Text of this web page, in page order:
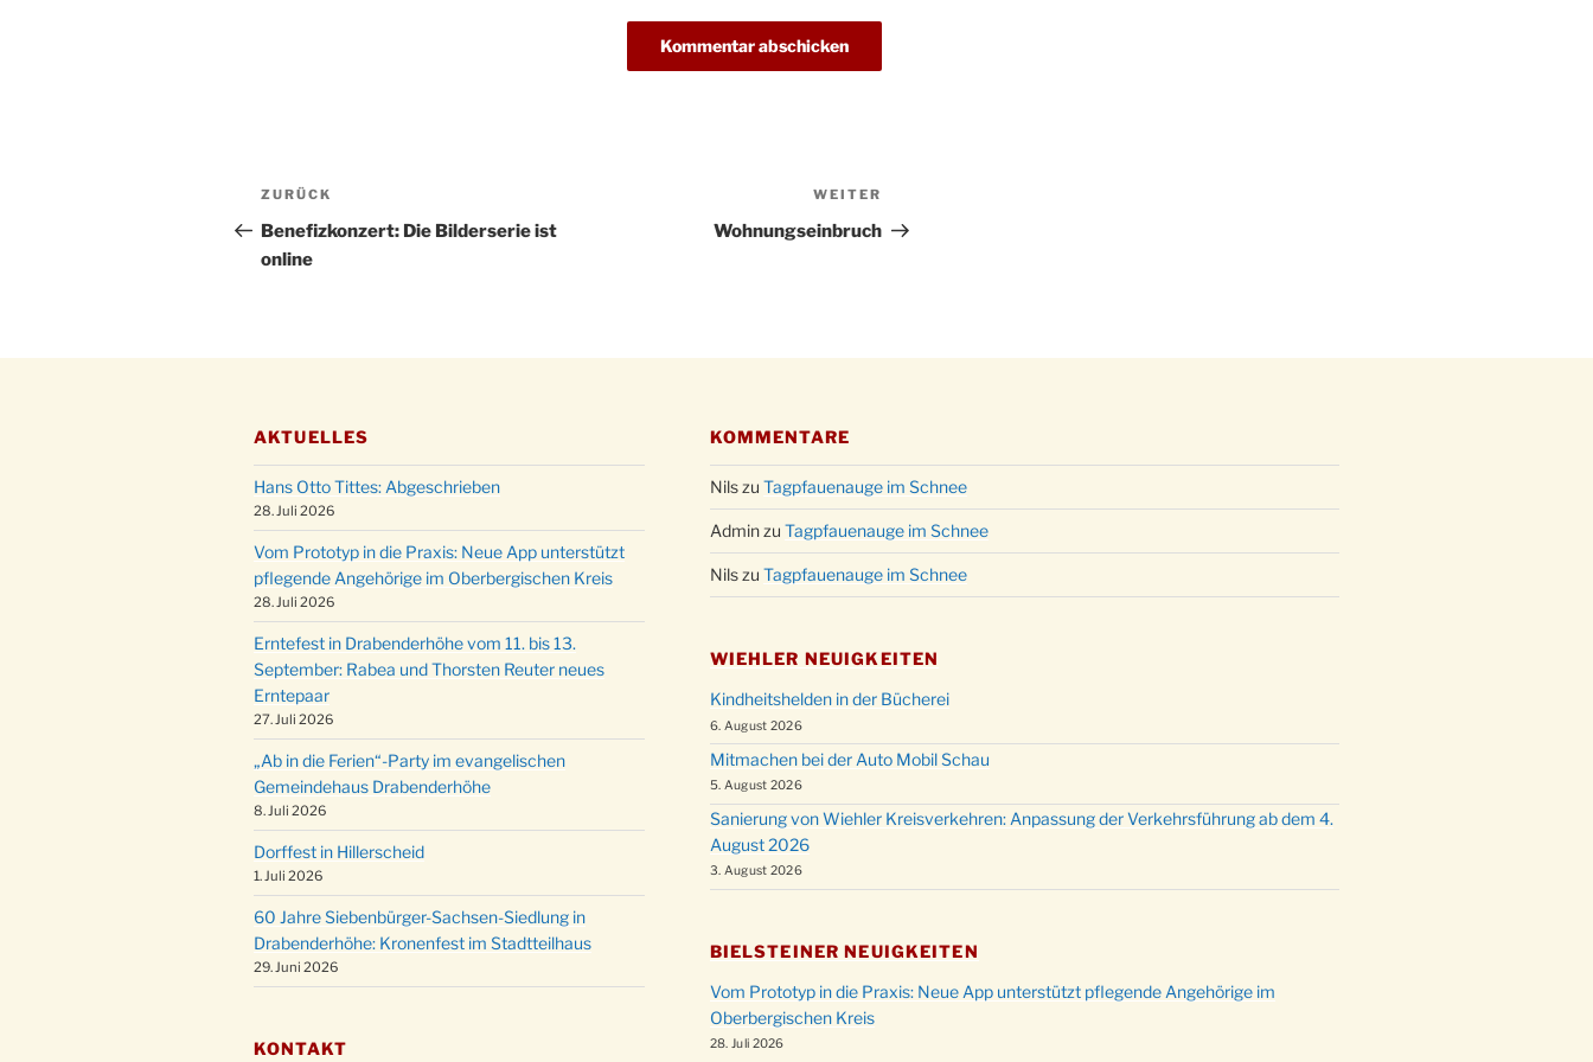
Beitragsnavigation
Vorheriger
Beitrag
ZURÜCK
Benefizkonzert: Die Bilderserie ist
online
Beitrag
WEITER
Wohnungseinbruch
AKTUELLES
Hans Otto Tittes: Abgeschrieben
28. Juli 2026
Vom Prototyp in die Praxis: Neue App unterstützt
pflegende Angehörige im Oberbergischen Kreis
28. Juli 2026
Erntefest in Drabenderhöhe vom 11. bis 13.
September: Rabea und Thorsten Reuter neues
Erntepaar
27. Juli 2026
„Ab in die Ferien“-Party im evangelischen
Gemeindehaus Drabenderhöhe
8. Juli 2026
Dorffest in Hillerscheid
1. Juli 2026
60 Jahre Siebenbürger-Sachsen-Siedlung in
Drabenderhöhe: Kronenfest im Stadtteilhaus
29. Juni 2026
KONTAKT
KOMMENTARE
Nilszu Tagpfauenauge im Schnee
Adminzu Tagpfauenauge im Schnee
Nilszu Tagpfauenauge im Schnee
WIEHLER NEUIGKEITEN
Kindheitshelden in der Bücherei
6. August 2026
Mitmachen bei der Auto Mobil Schau
5. August 2026
Sanierung von Wiehler Kreisverkehren: Anpassung der Verkehrsführung ab dem 4.
August 2026
3. August 2026
BIELSTEINER NEUIGKEITEN
Vom Prototyp in die Praxis: Neue App unterstützt pflegende Angehörige im
Oberbergischen Kreis
28. Juli 2026